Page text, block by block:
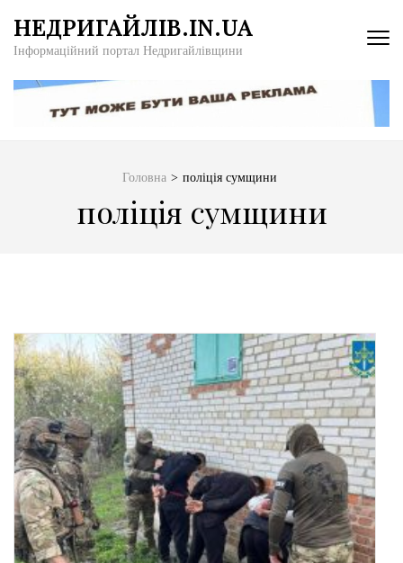
вмісту
Enter)
НЕДРИГАЙЛІВ.IN.UA
Інформаційний портал Недригайлівщини
Головна > поліція сумщини
поліція сумщини